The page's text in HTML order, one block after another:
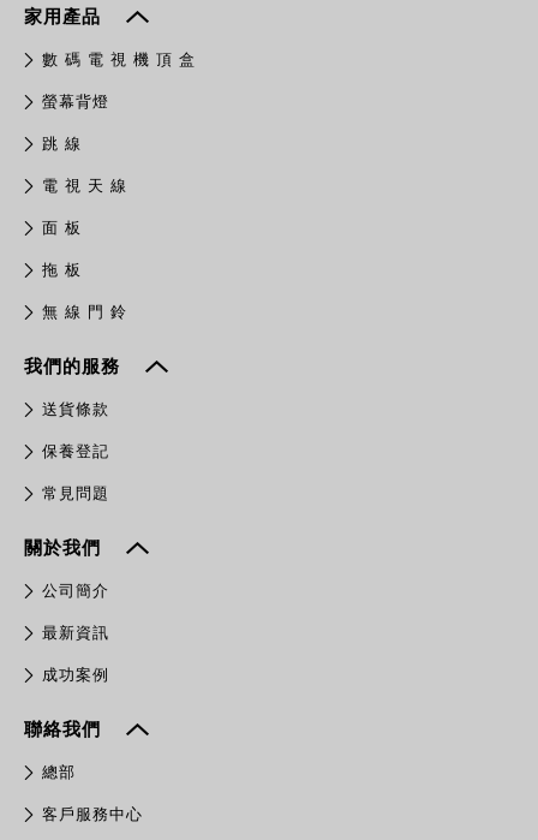
家用產品
數 碼 電 視 機 頂 盒
螢幕背燈
跳 線
電 視 天 線
面 板
拖 板
無 線 門 鈴
我們的服務
送貨條款
保養登記
常見問題
關於我們
公司簡介
最新資訊
成功案例
聯絡我們
總部
客戶服務中心